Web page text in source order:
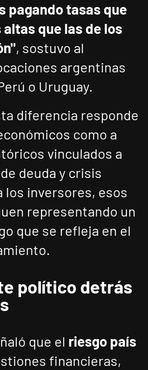
pagando tasas que
altas que las de los
, sostuvo al
argentinas
o Uruguay.
diferencia responde
como a
vinculados a
deuda y crisis
los inversores, esos
representando un
que se refleja en el
político detrás
que el riesgo país
financieras,